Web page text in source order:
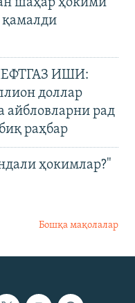
қамалди
ИШИ:
доллар
айбловларни рад
раҳбар
ҳокимлар?"
Бошқа мақолалар